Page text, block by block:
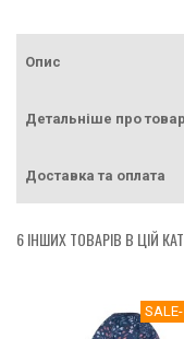
Опис
Детальніше про товар
Доставка та оплата
6 ІНШИХ ТОВАРІВ В ЦІЙ
SALE